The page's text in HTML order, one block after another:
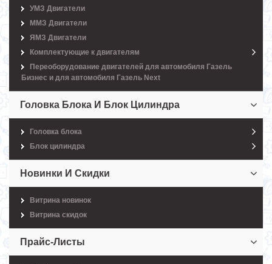
УМЗ Двигатели
ММЗ Двигатели
ЯМЗ Двигатели
Комплектующие к двигателям
Переоборудование двигателей для автомобиля Газель
Бизнес и для автомобиля Газель Next
Головка Блока И Блок Цилиндра
Головка блока
Блок цилиндра
Новинки И Скидки
Витрина новинок
Витрина скидок
Прайс-Листы